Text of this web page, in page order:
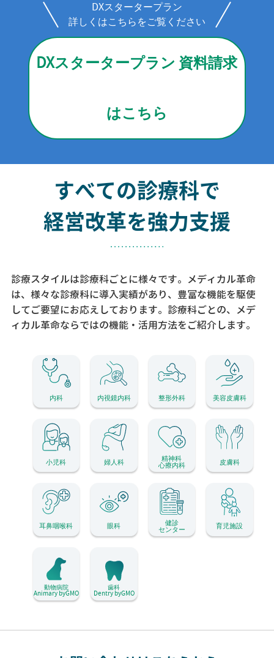
DXスタータープラン
詳しくはこちらをご覧ください
DXスタータープラン 資料請求
はこちら
すべての診療科で
経営改革を強力支援
診療スタイルは診療科ごとに様々です。メディカル革命
は、様々な診療科に導入実績があり、 豊富な機能を駆使
してご要望にお応えしております。 診療科ごとの、メデ
ィカル革命ならではの機能・活用方法をご紹介します。
内科 内視鏡内科 整形外科 美容皮膚科
小児科 婦人科 精神科
心療内科 皮膚科
耳鼻咽喉科 眼科 健診
センター 育児施設
動物病院
Animary byGMO
歯科
Dentry byGMO